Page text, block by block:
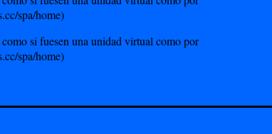
spa/home)
si fuesen una unidad virtual como por
spa/home)